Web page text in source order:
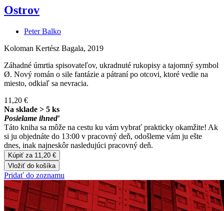
Ostrov
Peter Balko
Koloman Kertész Bagala, 2019
Záhadné úmrtia spisovateľov, ukradnuté rukopisy a tajomný symbol
Ø. Nový román o sile fantázie a pátraní po otcovi, ktoré vedie na
miesto, odkiaľ sa nevracia.
11,20 €
Na sklade > 5 ks
Posielame ihneď
Táto kniha sa môže na cestu ku vám vybrať prakticky okamžite! Ak
si ju objednáte do 13:00 v pracovný deň, odošleme vám ju ešte
dnes, inak najneskôr nasledujúci pracovný deň.
Kúpiť za 11,20 €
Vložiť do košíka
Pridať do zoznamu